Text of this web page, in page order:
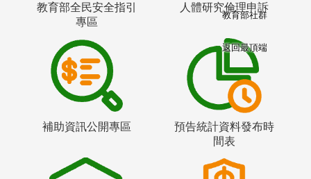
教育部全民安全指引
專區
人體研究倫理申訴
補助資訊公開專區
預告統計資料發布時
間表
教育部社群
返回最頂端